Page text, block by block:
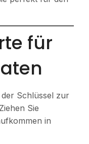
für
der Schlüssel zur
Sie
in